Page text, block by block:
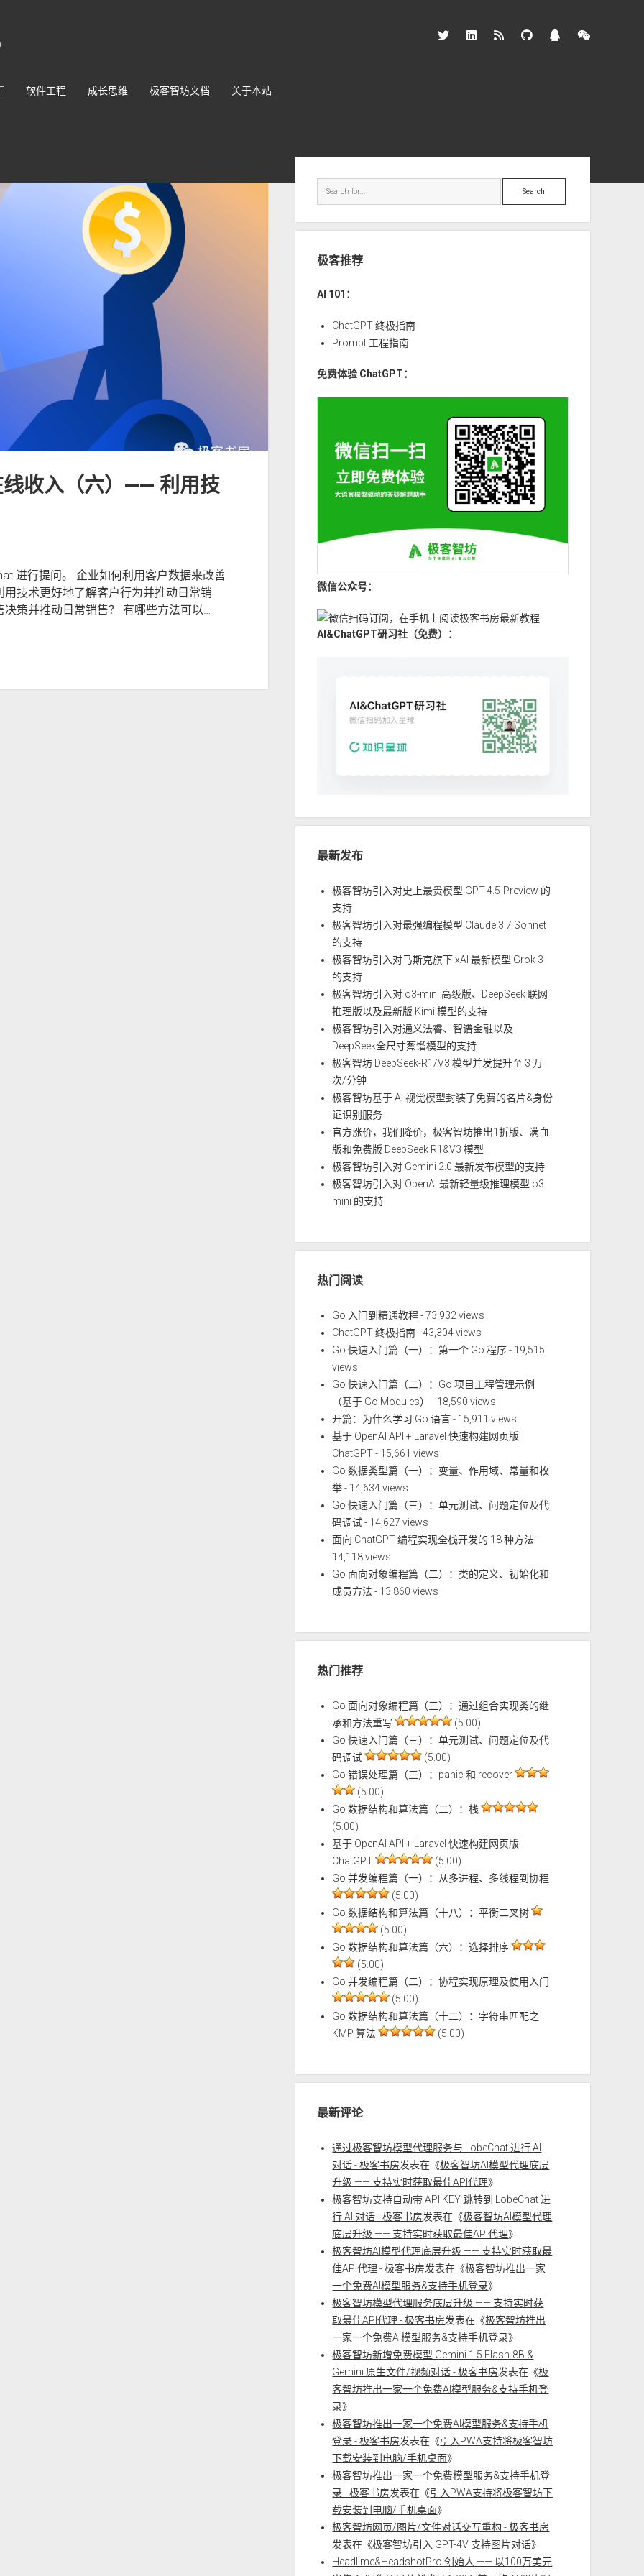
twitterlinkedin github
软件工程 成长思维 极客智坊文档 关于本站
线收入（六）—— 利用技
进行提问。 企业如何利用客户数据来改善
技术更好地了解客户行为并推动日常销
策并推动日常销售？ 有哪些方法可以…
Search
极客推荐
AI 101：
ChatGPT 终极指南
Prompt 工程指南
免费体验 ChatGPT：
微信公众号：
AI&ChatGPT研习社（免费）：
最新发布
极客智坊引入对史上最贵模型 GPT-4.5-Preview 的
支持
极客智坊引入对最强编程模型 Claude 3.7 Sonnet
的支持
极客智坊引入对马斯克旗下 xAI 最新模型 Grok 3
的支持
极客智坊引入对 o3-mini 高级版、DeepSeek 联网
推理版以及最新版 Kimi 模型的支持
极客智坊引入对通义法睿、智谱金融以及
DeepSeek全尺寸蒸馏模型的支持
极客智坊 DeepSeek-R1/V3 模型并发提升至 3 万
次/分钟
极客智坊基于 AI 视觉模型封装了免费的名片&身份
证识别服务
官方涨价，我们降价，极客智坊推出1折版、满血
版和免费版 DeepSeek R1&V3 模型
极客智坊引入对 Gemini 2.0 最新发布模型的支持
极客智坊引入对 OpenAI 最新轻量级推理模型 o3
mini 的支持
热门阅读
Go 入门到精通教程- 73,932 views
ChatGPT 终极指南- 43,304 views
Go 快速入门篇（一）：第一个 Go 程序- 19,515
views
Go 快速入门篇（二）：Go 项目工程管理示例
（基于 Go Modules）
- 18,590 views
开篇：为什么学习 Go 语言- 15,911 views
基于 OpenAI API + Laravel 快速构建网页版
ChatGPT- 15,661 views
Go 数据类型篇（一）：变量、作用域、常量和枚
举- 14,634 views
Go 快速入门篇（三）：单元测试、问题定位及代
码调试- 14,627 views
面向 ChatGPT 编程实现全栈开发的 18 种方法-
14,118 views
Go 面向对象编程篇（二）：类的定义、初始化和
成员方法- 13,860 views
热门推荐
Go 面向对象编程篇（三）：通过组合实现类的继
承和方法重写
(5.00)
Go 快速入门篇（三）：单元测试、问题定位及代
码调试
(5.00)
Go 错误处理篇（三）：panic 和 recover
(5.00)
Go 数据结构和算法篇（二）：栈
(5.00)
基于 OpenAI API + Laravel 快速构建网页版
ChatGPT
(5.00)
Go 并发编程篇（一）：从多进程、多线程到协程
(5.00)
Go 数据结构和算法篇（十八）：平衡二叉树
(5.00)
Go 数据结构和算法篇（六）：选择排序
(5.00)
Go 并发编程篇（二）：协程实现原理及使用入门
(5.00)
Go 数据结构和算法篇（十二）：字符串匹配之
KMP 算法
(5.00)
最新评论
通过极客智坊模型代理服务与 LobeChat 进行 AI
对话 - 极客书房发表在《极客智坊AI模型代理底层
升级 —— 支持实时获取最佳API代理》
极客智坊支持自动带 API KEY 跳转到 LobeChat 进
行 AI 对话 - 极客书房发表在《极客智坊AI模型代理
底层升级 —— 支持实时获取最佳API代理》
极客智坊AI模型代理底层升级 —— 支持实时获取最
佳API代理 - 极客书房发表在《极客智坊推出一家
一个免费AI模型服务&支持手机登录》
极客智坊模型代理服务底层升级 —— 支持实时获
取最佳API代理 - 极客书房发表在《极客智坊推出
一家一个免费AI模型服务&支持手机登录》
极客智坊新增免费模型 Gemini 1.5 Flash-8B &
Gemini 原生文件/视频对话 - 极客书房发表在《极
客智坊推出一家一个免费AI模型服务&支持手机登
录》
极客智坊推出一家一个免费AI模型服务&支持手机
登录 - 极客书房发表在《引入PWA支持将极客智坊
下载安装到电脑/手机桌面》
极客智坊推出一家一个免费模型服务&支持手机登
录 - 极客书房发表在《引入PWA支持将极客智坊下
载安装到电脑/手机桌面》
极客智坊网页/图片/文件对话交互重构 - 极客书房
发表在《极客智坊引入 GPT-4V 支持图片对话》
Headlime&HeadshotPro 创始人 —— 以100万美元